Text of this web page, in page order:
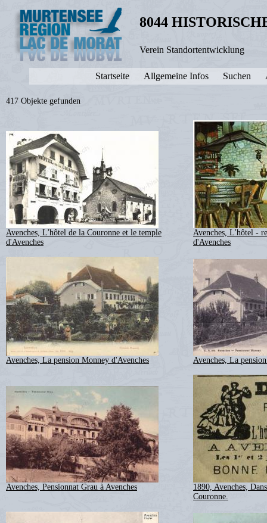
8044
Verein Standortentwicklung
Startseite Allgemeine Infos Suchen
417 Objekte gefunden
Avenches, L'hôtel de la Couronne et le temple
d'Avenches
Avenches, L'hôtel -
d'Avenches
Avenches, La pension Monney d'Avenches Avenches, La
Avenches, Pensionnat Grau à Avenches
1890, Avenches,
Couronne.